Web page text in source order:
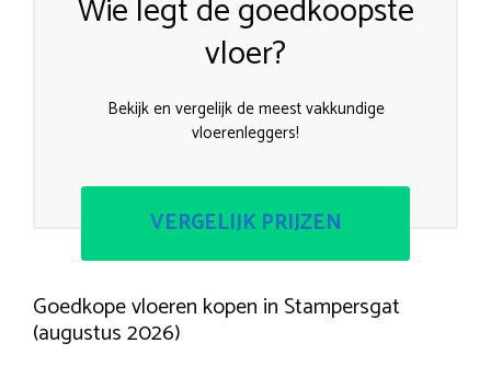
Wie legt de goedkoopste
vloer?
Bekijk en vergelijk de meest vakkundige
vloerenleggers!
VERGELIJK PRIJZEN
Goedkope vloeren kopen in Stampersgat
(augustus 2026)